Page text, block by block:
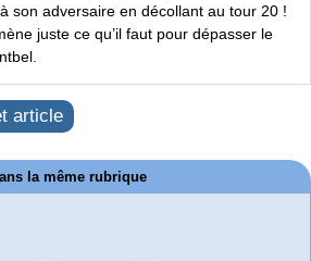
son adversaire en décollant au tour 20 !
juste ce qu’il faut pour dépasser le
article
la même rubrique